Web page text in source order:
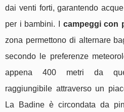
dai venti forti, garantendo
per i bambini. I campeggi con
zona permettono di alternare
secondo le preferenze
appena 400 metri da
raggiungibile attraverso un
La Badine è circondata da